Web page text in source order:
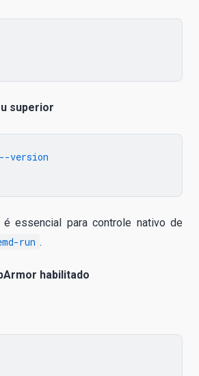
superior
version
é essencial para controle nativo de
run .
habilitado